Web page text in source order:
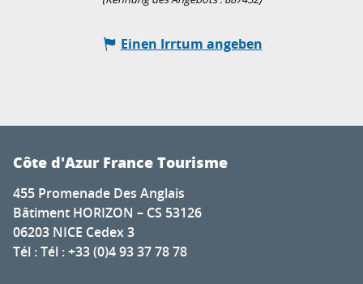
Einen Irrtum angeben
Côte d'Azur France Tourisme
455 Promenade Des Anglais
Bâtiment HORIZON – CS 53126
06203 NICE Cedex 3
Tél : Tél : +33 (0)4 93 37 78 78